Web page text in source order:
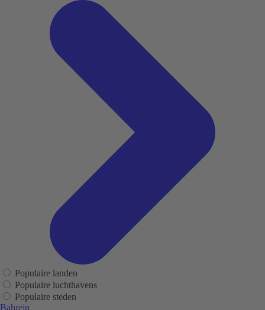
Populaire landen
Populaire luchthavens
Populaire steden
Bahrein